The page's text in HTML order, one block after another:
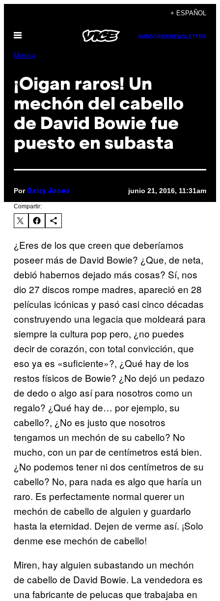
contenido
+ ESPAÑOL
Abrir
SUBSCRIBENEWSLETTER
Música
¡Oigan raros! Un
mechón del cabello
de David Bowie fue
puesto en subasta
Por Daisy Jones junio 21, 2016, 11:31am
Compartir:
¿Eres de los que creen que deberíamos
poseer más de David Bowie? ¿Que, de neta,
debió habernos dejado más cosas? Sí, nos
dio 27 discos rompe madres, apareció en 28
películas icónicas y pasó casi cinco décadas
construyendo una legacia que moldeará para
siempre la cultura pop pero, ¿no puedes
decir de corazón, con total convicción, que
eso ya es «suficiente»?, ¿Qué hay de los
restos físicos de Bowie? ¿No dejó un pedazo
de dedo o algo así para nosotros como un
regalo? ¿Qué hay de… por ejemplo, su
cabello?, ¿No es justo que nosotros
tengamos un mechón de su cabello? No
mucho, con un par de centímetros está bien.
¿No podemos tener ni dos centímetros de su
cabello? No, para nada es algo que haría un
raro. Es perfectamente normal querer un
mechón de cabello de alguien y guardarlo
hasta la eternidad. Dejen de verme así. ¡Solo
denme ese mechón de cabello!
Miren, hay alguien subastando un mechón
de cabello de David Bowie. La vendedora es
una fabricante de pelucas que trabajaba en